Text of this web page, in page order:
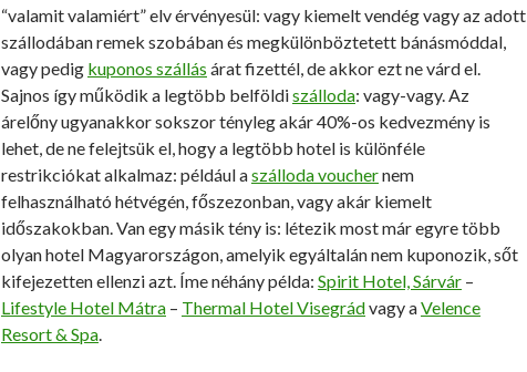
“valamit valamiért” elv érvényesül: vagy kiemelt vendég vagy az adott
szállodában remek szobában és megkülönböztetett bánásmóddal,
vagy pedig kuponos szállás árat fizettél, de akkor ezt ne várd el.
Sajnos így működik a legtöbb belföldiszálloda: vagy-vagy. Az
árelőny ugyanakkor sokszor tényleg akár 40%-os kedvezmény is
lehet, de ne felejtsük el, hogy a legtöbb hotel is különféle
restrikciókat alkalmaz: például aszálloda vouchernem
felhasználható hétvégén, főszezonban, vagy akár kiemelt
időszakokban. Van egy másik tény is: létezik most már egyre több
olyan hotel Magyarországon, amelyik egyáltalán nem kuponozik, sőt
kifejezetten ellenzi azt. Íme néhány példa: Spirit Hotel, Sárvár –
Lifestyle Hotel Mátra – Thermal Hotel Visegrádvagy aVelence
Resort & Spa.